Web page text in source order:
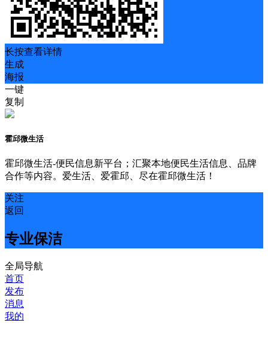
长按查看详情
生成
海报
一键
复制
霍邱微生活
霍邱微生活-便民信息新平台；汇聚本地便民生活信息、品牌
合作等内容。爱生活、爱霍邱、尽在霍邱微生活！
关注
返回
专业保洁
全局导航
首页
发布
消息
我的